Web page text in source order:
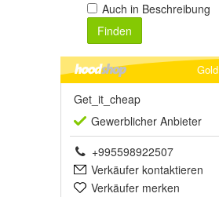
Auch in Beschreibung
Finden
Gold
Get_it_cheap
Gewerblicher Anbieter
+995598922507
Verkäufer kontaktieren
Verkäufer merken